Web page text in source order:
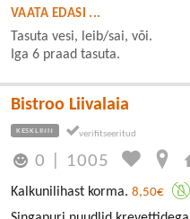
VAATA EDASI ...
Tasuta vesi, leib/sai, või.
Iga 6 praad tasuta.
Bistroo Liivalaia
KESKLINN
0 1005
Kalkunilihast korma. 8,50€